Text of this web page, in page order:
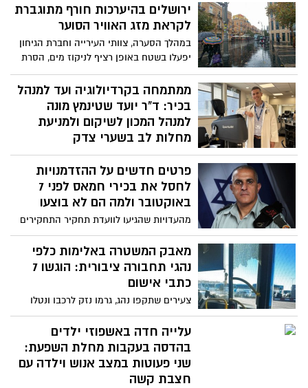
לא יבהו במסכים.
הנובע מהשימוש הנרחב באנשי מילואים.
התוצאה תהיה המשך הפגיעה בשוק העבודה,
ואובדן הכנסות ממיסים. הבנק מזהה שתי
בעיות מרכזיות: יעדי גיוס שבקושי עונים על
לחברה החרדית ולכן לא ישפיעו על החלטות
הפרטים להתגייס
ירושלים בהיערכות חורף מתוגברת
לקראת מזג האוויר הסוער
במהלך הסערה, צוותי העירייה וחברת הגיחון
יפעלו בשטח באופן רציף לניקוז מים, הסרת
מפגעים והחזרת הצירים לשגרה ככל שיידרש
ממתמחה בקרדיולוגיה ועד למנהל
בכיר: ד"ר יועד שטינמץ מונה
למנהל המכון לשיקום ולמניעת
מחלות לב בשערי צדק
ד"ר יועד שטינמץ, קרדיולוג בכיר ובעלת
מומחיות ברפואה פנימית, בן 42 מגוש עציון,
נשוי ואב לשלושה, השלים את לימודי הרפואה
באוניברסיטת תל אביב וביצע את שנות
פרטים חדשים על ההזדמנויות
לחסל את בכירי חמאס לפני 7
באוקטובר ולמה הם לא בוצעו
מהעדויות שהגיעו לוועדת תחקיר התחקירים
שהקים הרמטכ"ל לבדיקת לקחי ה7
באוקטובר, בראשותו של אלוף (במיל') סמי
תורג'מן עולה התוכניות המבצעיות של פיקוד
הדרום לחסל את מוחמד דף ויחיא סינוואר
2022 (שנה לפני מתקפת החאמס על ישראל)
הכול כדי שעזה תישאר משנית ושקטה, כמעט
בכל מחיר" – המסר היה ברור – "לא ליזום
מהלך בעזה בימים של רגיעה".
מאבק המשטרה באלימות כלפי
נהגי תחבורה ציבורית: הוגשו 7
כתבי אישום
צעירים שתקפו נהג, גרמו נזק לרכבו ונטלו
מרשותו פריטים אישיים, נעצרו על ידי שוטרי
מחוז ירושלים מיד לאחר המעשה. עם סיומה
של החקירה, הגישה יחידת התביעות
המשטרתית את כתב אישום נגדם בבית
עלייה חדה באשפוזי ילדים
בהדסה בעקבות מחלת השפעת:
שני פעוטות במצב אנוש וילדה עם
חצבת קשה